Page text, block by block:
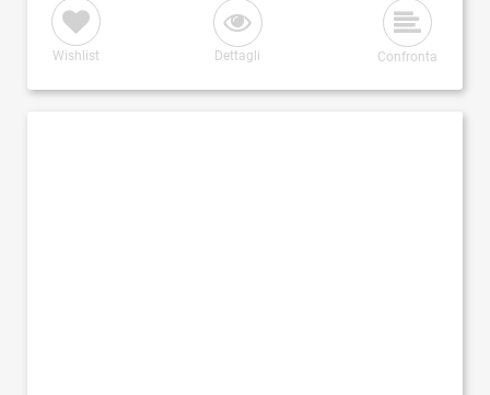
Wishlist Dettagli Confronta